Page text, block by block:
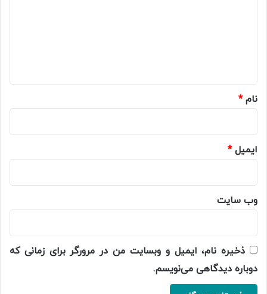
نام*
ایمیل*
وب‌ سایت
ذخیره نام، ایمیل و وبسایت من در مرورگر برای زمانی که
دوباره دیدگاهی می‌نویسم.